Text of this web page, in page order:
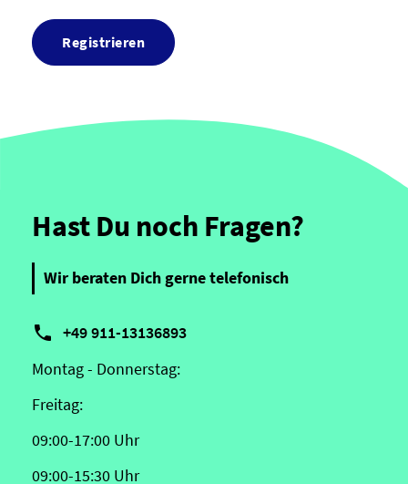
Registrieren
Hast Du noch Fragen?
Wir beraten Dich gerne telefonisch
 +49 911-13136893
Montag - Donnerstag:
Freitag:
09:00-17:00 Uhr
09:00-15:30 Uhr